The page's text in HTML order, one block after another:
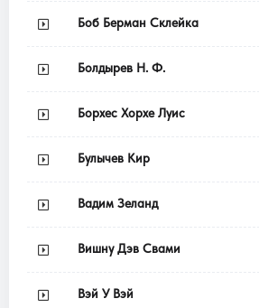
Боб Берман Склейка
Болдырев Н. Ф.
Борхес Хорхе Луис
Булычев Кир
Вадим Зеланд
Вишну Дэв Свами
Вэй У Вэй